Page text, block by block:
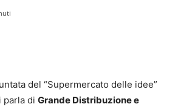
del “Supermercato delle idee”
parla di Grande Distribuzione e